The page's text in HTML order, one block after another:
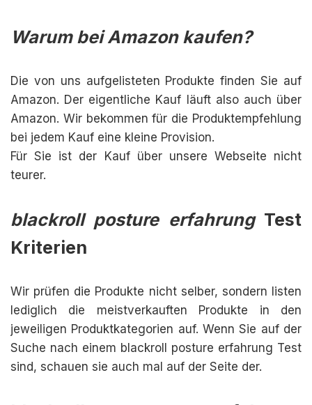
Warum bei Amazon kaufen?
Die von uns aufgelisteten Produkte finden Sie auf
Amazon. Der eigentliche Kauf läuft also auch über
Amazon. Wir bekommen für die Produktempfehlung
bei jedem Kauf eine kleine Provision.
Für Sie ist der Kauf über unsere Webseite nicht
teurer.
blackroll posture erfahrungTest
Kriterien
Wir prüfen die Produkte nicht selber, sondern listen
lediglich die meistverkauften Produkte in den
jeweiligen Produktkategorien auf. Wenn Sie auf der
Suche nach einem blackroll posture erfahrung Test
sind, schauen sie auch mal auf der Seite der.